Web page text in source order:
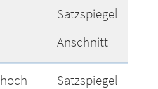
Satzspiegel
Anschnitt
hoch
Satzspiegel